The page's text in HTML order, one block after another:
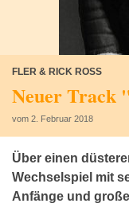
FLER & RICK ROSS
Neuer Track
vom 2. Februar 2018
Über einen
Wechselspiel mit
Anfänge und